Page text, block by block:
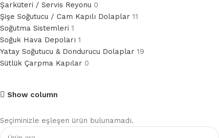
Şarküteri / Servis Reyonu 0
Şişe Soğutucu / Cam Kapılı Dolaplar 11
Soğutma Sistemleri 1
Soğuk Hava Depoları 1
Yatay Soğutucu & Dondurucu Dolaplar 19
Sütlük Çarpma Kapılar 0
Show column
Seçiminizle eşleşen ürün bulunamadı.